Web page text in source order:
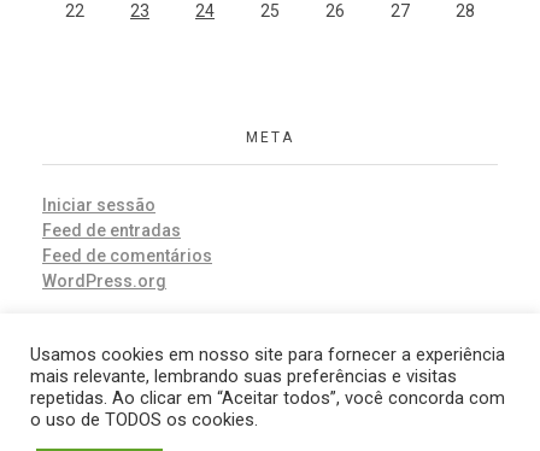
22 23 24 25 26 27 28
META
Iniciar sessão
Feed de entradas
Feed de comentários
WordPress.org
© 2019 Company. All rights reserved. Powered by
Usamos cookies em nosso site para fornecer a experiência
mais relevante, lembrando suas preferências e visitas
repetidas. Ao clicar em “Aceitar todos”, você concorda com
o uso de TODOS os cookies.